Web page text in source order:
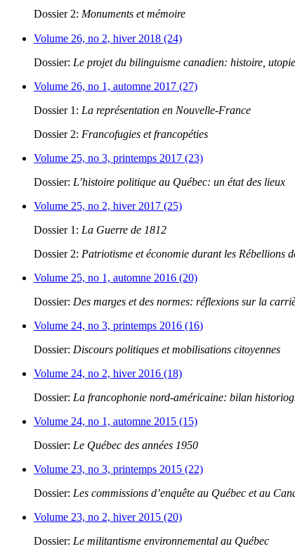
Dossier 2: Monuments et mémoire
Volume 26, no 2, hiver 2018 (24)
Dossier: Le projet du bilinguisme canadien: histoire,
Volume 26, no 1, automne 2017 (27)
Dossier 1: La représentation en Nouvelle-France
Dossier 2: Francofugies et francopéties
Volume 25, no 3, printemps 2017 (23)
Dossier: L’histoire politique au Québec: un état des lieux
Volume 25, no 2, hiver 2017 (25)
Dossier 1: La Guerre de 1812
Dossier 2: Patriotisme et économie durant les Rébellions
Volume 25, no 1, automne 2016 (20)
Dossier: Des marges et des normes: réflexions sur la
Volume 24, no 3, printemps 2016 (16)
Dossier: Discours politiques et mobilisations citoyennes
Volume 24, no 2, hiver 2016 (18)
Dossier: La francophonie nord-américaine: bilan
Volume 24, no 1, automne 2015 (15)
Dossier: Le Québec des années 1950
Volume 23, no 3, printemps 2015 (22)
Dossier: Les commissions d’enquête au Québec et au
Volume 23, no 2, hiver 2015 (20)
Dossier: Le militantisme environnemental au Québec